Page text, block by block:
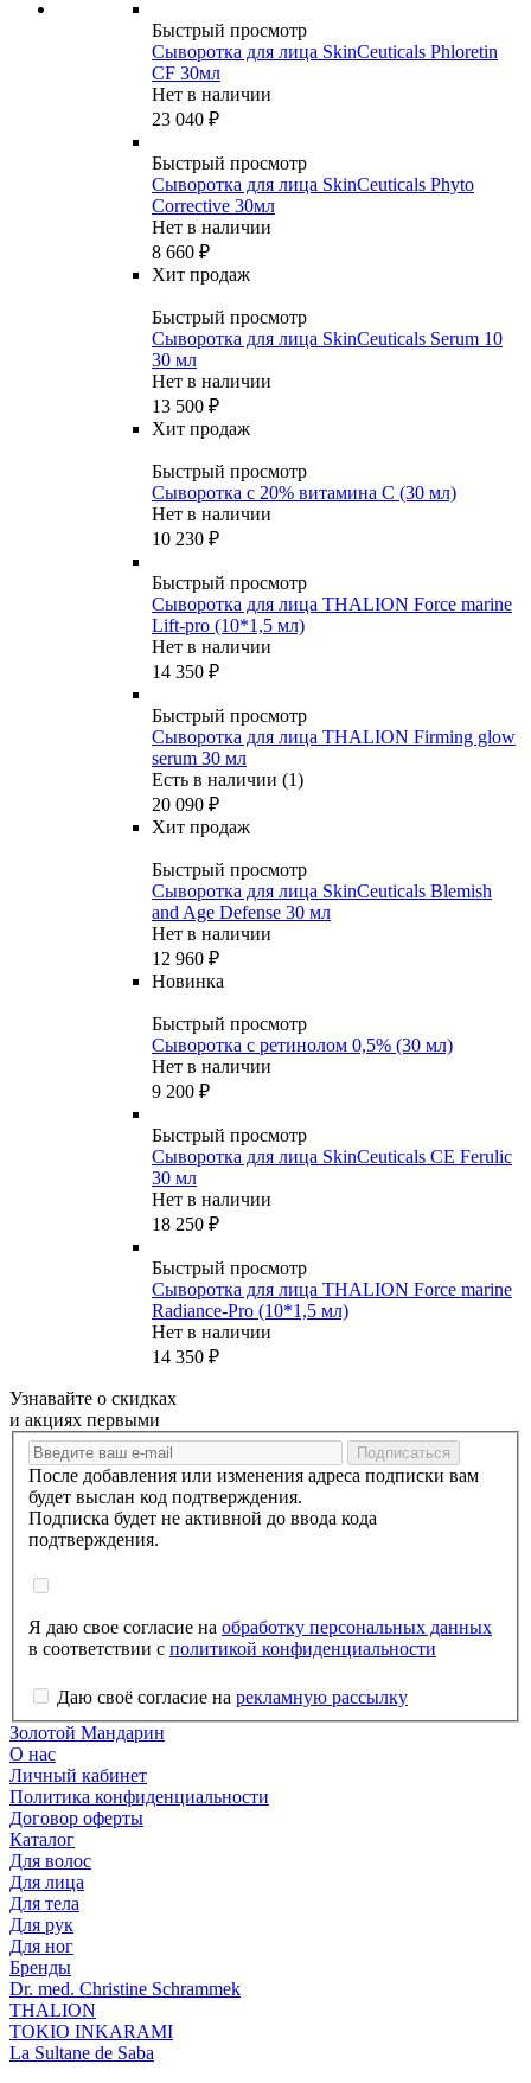
Быстрый просмотр
Сыворотка для лица SkinCeuticals Phloretin
CF 30мл
Нет в наличии
23 040 ₽
Быстрый просмотр
Сыворотка для лица SkinCeuticals Phyto
Corrective 30мл
Нет в наличии
8 660 ₽
Хит продаж
Быстрый просмотр
Сыворотка для лица SkinCeuticals Serum 10
30 мл
Нет в наличии
13 500 ₽
Хит продаж
Быстрый просмотр
Сыворотка с 20% витамина С (30 мл)
Нет в наличии
10 230 ₽
Быстрый просмотр
Сыворотка для лица THALION Force marine
Lift‐pro (10*1,5 мл)
Нет в наличии
14 350 ₽
Быстрый просмотр
Сыворотка для лица THALION Firming glow
serum 30 мл
Есть в наличии (1)
20 090 ₽
Хит продаж
Быстрый просмотр
Сыворотка для лица SkinCeuticals Blemish
and Age Defense 30 мл
Нет в наличии
12 960 ₽
Новинка
Быстрый просмотр
Сыворотка с ретинолом 0,5% (30 мл)
Нет в наличии
9 200 ₽
Быстрый просмотр
Сыворотка для лица SkinCeuticals CE Ferulic
30 мл
Нет в наличии
18 250 ₽
Быстрый просмотр
Сыворотка для лица THALION Force marine
Radiance‐Pro (10*1,5 мл)
Нет в наличии
14 350 ₽
Узнавайте о скидках
и акциях первыми
После добавления или изменения адреса подписки вам
будет выслан код подтверждения.
Подписка будет не активной до ввода кода
подтверждения.
Я даю свое согласие на обработку персональных данных
в соответствии с политикой конфиденциальности
Даю своё согласие на рекламную рассылку
Золотой Мандарин
О нас
Личный кабинет
Политика конфиденциальности
Договор оферты
Каталог
Для волос
Для лица
Для тела
Для рук
Для ног
Бренды
Dr. med. Christine Schrammek
THALION
TOKIO INKARAMI
La Sultane de Saba